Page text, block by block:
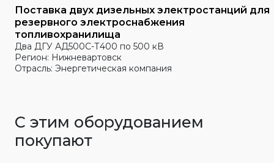
Поставка двух дизельных электростанций для
резервного электроснабжения
топливохранилища
Два ДГУ АД500С-Т400 по 500 кВ
Регион: Нижневартовск
Отрасль: Энергетическая компания
С этим оборудованием
покупают